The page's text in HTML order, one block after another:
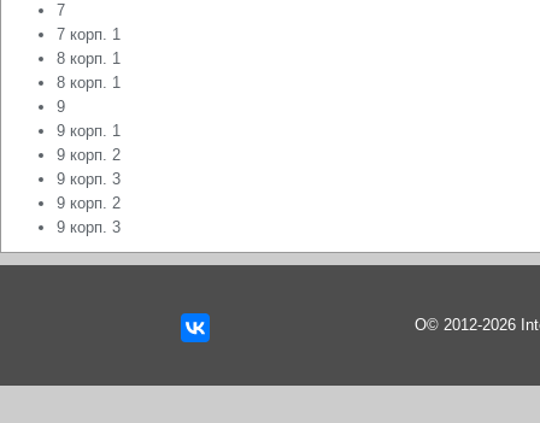
7
7 корп. 1
8 корп. 1
8 корп. 1
9
9 корп. 1
9 корп. 2
9 корп. 3
9 корп. 2
9 корп. 3
О© 2012-2026